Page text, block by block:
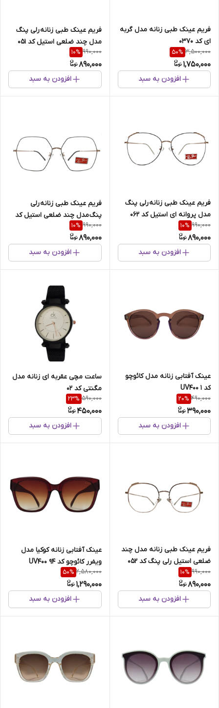
فریم عینک طبی زنانه مدل گربه
ای کد 0370
3,500,000
50%
1,750,000
افزودن به سبد
فریم عینک طبی زنانه رلی پنگ
مدل چند ضلعی استیل کد 051
990,000
10%
890,000
افزودن به سبد
فریم عینک طبی زنانه رلی پنگ
مدل پروانه ای استیل کد 062
990,000
10%
890,000
افزودن به سبد
فریم عینک طبی زنانه رلی
پنگ مدل چند ضلعی استیل کد
057
990,000
10%
890,000
افزودن به سبد
عینک آفتابی زنانه مدل کائوچو
کد 1 UV400
490,000
20%
390,000
افزودن به سبد
ساعت مچی عقربه ای زنانه مدل
مگنتی کد 02
590,000
23%
450,000
افزودن به سبد
فریم عینک طبی زنانه مدل چند
ضلعی استیل رلی پنگ کد 052
990,000
10%
890,000
افزودن به سبد
عینک آفتابی زنانه کوکیا مدل
ویفرر کائوچو کد 94 UV400
2,580,000
50%
1,290,000
افزودن به سبد